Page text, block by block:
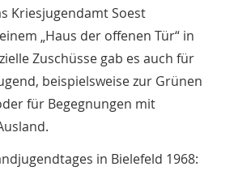
Kriesjugendamt Soest
„Haus der offenen Tür“ in
Zuschüsse gab es auch für
beispielsweise zur Grünen
für Begegnungen mit
in Bielefeld 1968: